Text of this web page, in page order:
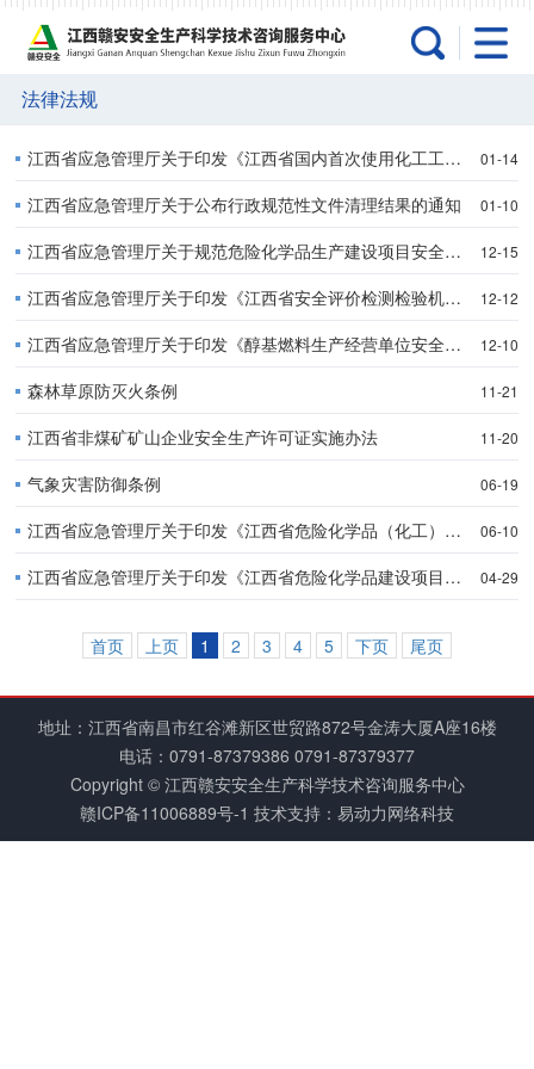
法律法规
江西省应急管理厅关于印发《江西省国内首次使用化工工艺安全可靠性论证实施办法（试行）》的通知 01-14
江西省应急管理厅关于公布行政规范性文件清理结果的通知 01-10
江西省应急管理厅关于规范危险化学品生产建设项目安全审查及竣工验收管理的通知 12-15
江西省应急管理厅关于印发《江西省安全评价检测检验机构信用监管办法（试行）》的通知 12-12
江西省应急管理厅关于印发《醇基燃料生产经营单位安全管控要点（试行）》的通知 12-10
森林草原防灭火条例 11-21
江西省非煤矿矿山企业安全生产许可证实施办法 11-20
气象灾害防御条例 06-19
江西省应急管理厅关于印发《江西省危险化学品（化工）生产企业中试项目安全管理办法（试行）》的通知 06-10
江西省应急管理厅关于印发《江西省危险化学品建设项目（在役装置）安全设施变更分类实施指南（试行）》的通知 04-29
首页 上页 1 2 3 4 5 下页 尾页
地址：江西省南昌市红谷滩新区世贸路872号金涛大厦A座16楼
电话： 0791-87379386 0791-87379377
Copyright © 江西赣安安全生产科学技术咨询服务中心
赣ICP备11006889号-1 技术支持：易动力网络科技